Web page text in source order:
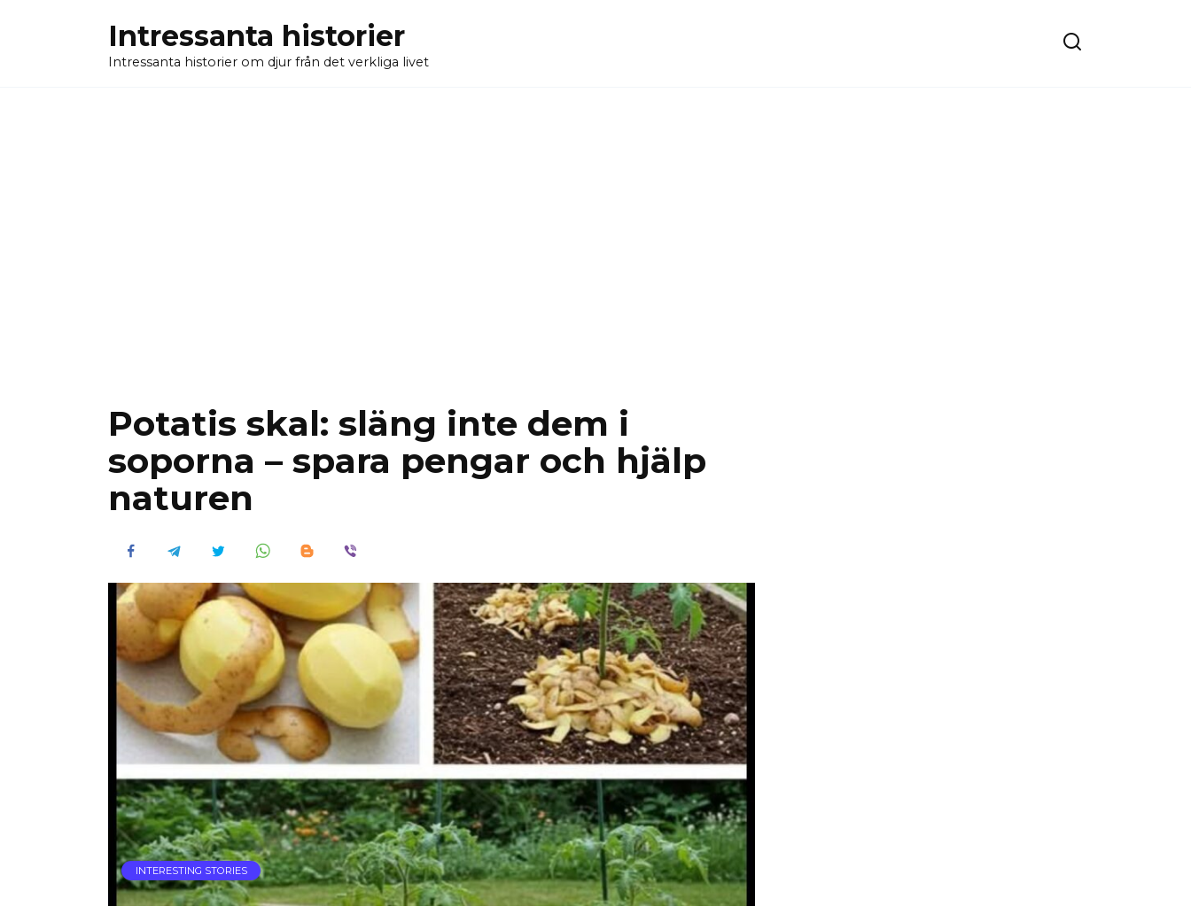
Intressanta historier
Intressanta historier om djur från det verkliga livet
Potatis skal: släng inte dem i
soporna – spara pengar och hjälp
naturen
INTERESTING STORIES